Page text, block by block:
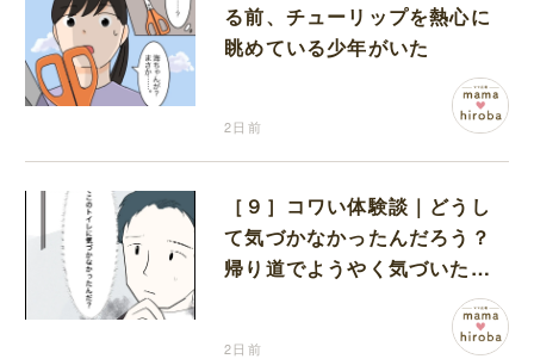
る前、チューリップを熱心に
眺めている少年がいた
2日前
［９］コワい体験談｜どうし
て気づかなかったんだろう？
帰り道でようやく気づいた近
いトイレの存在に首を傾げる
2日前